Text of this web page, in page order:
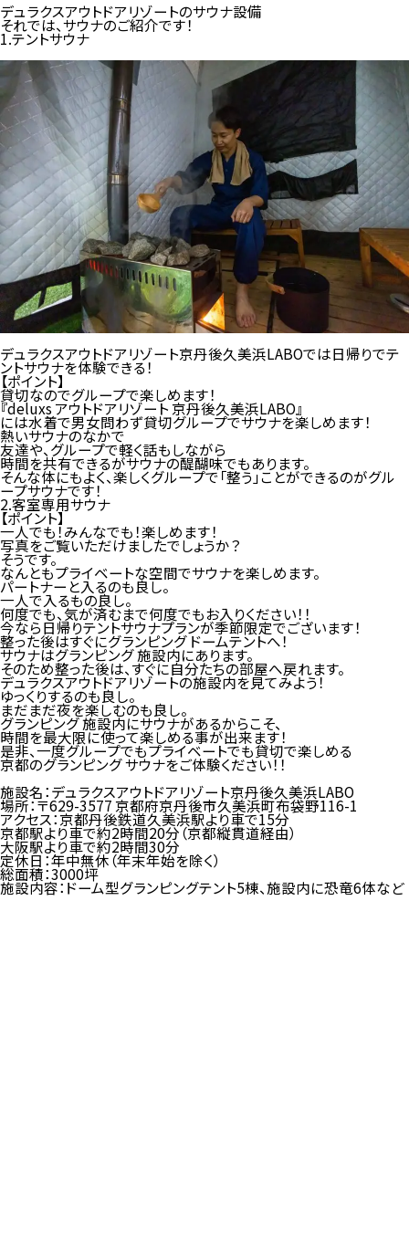
デュラクスアウトドアリゾートのサウナ設備
それでは、サウナのご紹介です！
1.テントサウナ
デュラクスアウトドアリゾート京丹後久美浜LABOでは日帰りでテ
ントサウナを体験できる！
【ポイント】
貸切なのでグループで楽しめます！
『deluxs アウトドアリゾート 京丹後久美浜LABO』
には水着で男女問わず貸切グループでサウナを楽しめます！
熱いサウナのなかで
友達や、グループで軽く話もしながら
時間を共有できるがサウナの醍醐味でもあります。
そんな体にもよく、楽しくグループで「整う」ことができるのがグル
ープサウナです！
2.客室専用サウナ
【ポイント】
一人でも！みんなでも！楽しめます！
写真をご覧いただけましたでしょうか？
そうです。
なんともプライベートな空間でサウナを楽しめます。
パートナーと入るのも良し。
一人で入るもの良し。
何度でも、気が済むまで何度でもお入りください！！
今なら日帰りテントサウナプランが季節限定でございます！
整った後はすぐにグランピング ドームテントへ！
サウナはグランピング 施設内にあります。
そのため整った後は、すぐに自分たちの部屋へ戻れます。
デュラクスアウトドアリゾートの施設内を見てみよう！
ゆっくりするのも良し。
まだまだ夜を楽しむのも良し。
グランピング 施設内にサウナがあるからこそ、
時間を最大限に使って楽しめる事が出来ます！
是非、一度グループでもプライベートでも貸切で楽しめる
京都のグランピング サウナをご体験ください！！
施設名：デュラクスアウトドアリゾート京丹後久美浜LABO
場所：〒629-3577 京都府京丹後市久美浜町布袋野116-1
アクセス：京都丹後鉄道久美浜駅より車で15分
京都駅より車で約2時間20分（京都縦貫道経由）
大阪駅より車で約2時間30分
定休日：年中無休（年末年始を除く）
総面積：3000坪
施設内容：ドーム型グランピングテント5棟、施設内に恐竜6体など